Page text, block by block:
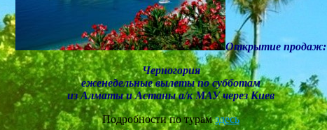
Открытие продаж:
Черногория
еженедельные вылеты по субботам
из Алматы и Астаны а/к МАУ через Киев
Подробности по турамздесь